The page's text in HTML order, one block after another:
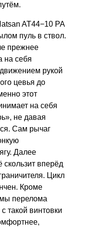
AT44−10 PA
пуль в ствол.
прежнее
на себя
рукой
цевья до
этот
на себя
не давая
Сам рычаг
Далее
вперёд
Цикл
Кроме
перелома
такой винтовки